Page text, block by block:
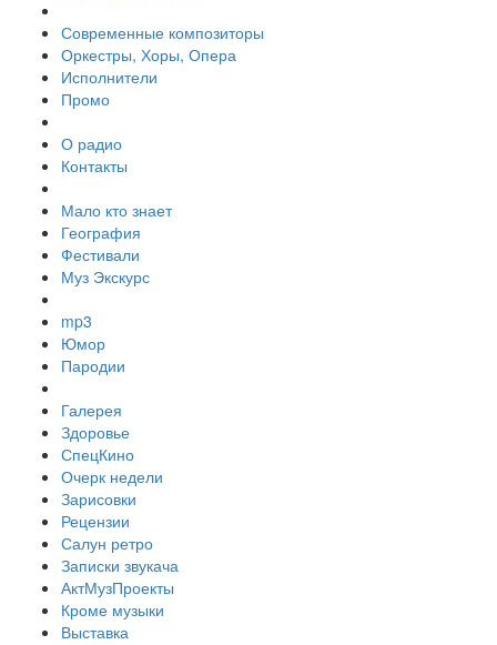
Современные композиторы
Оркестры, Хоры, Опера
Исполнители
Промо
О радио
Контакты
Мало кто знает
География
Фестивали
Муз Экскурс
mp3
Юмор
Пародии
Галерея
Здоровье
СпецКино
Очерк недели
Зарисовки
Рецензии
Салун ретро
Записки звукача
АктМузПроекты
Кроме музыки
Выставка